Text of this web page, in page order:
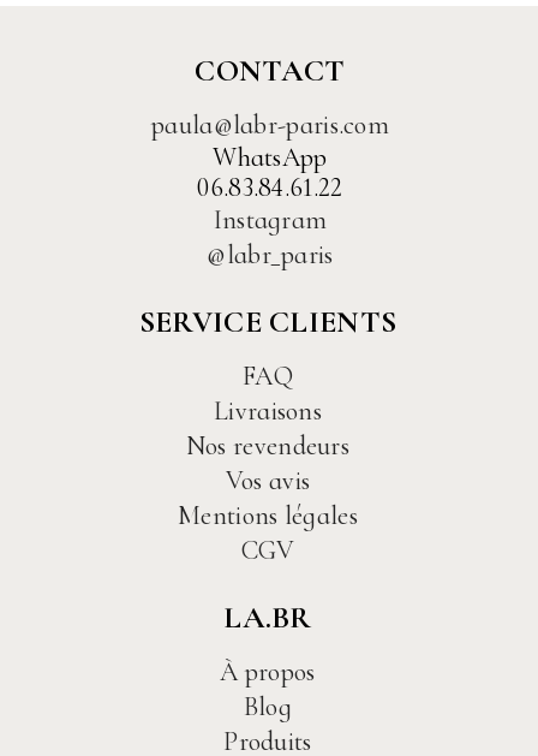
CONTACT
paula@labr-paris.com
WhatsApp
06.83.84.61.22
Instagram
@labr_paris
SERVICE CLIENTS
FAQ
Livraisons
Nos revendeurs
Vos avis
Mentions légales
CGV
LA.BR
À propos
Blog
Produits